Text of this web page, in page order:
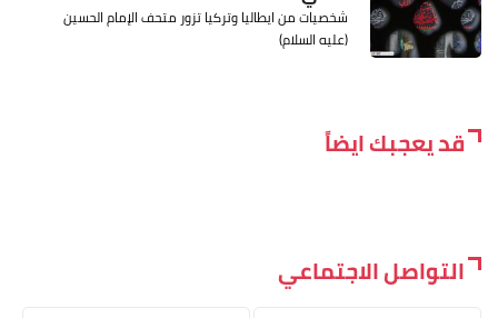
شخصيات من ايطاليا وتركيا تزور متحف الإمام الحسين
(عليه السلام)
قد يعجبك ايضاً
التواصل الاجتماعي